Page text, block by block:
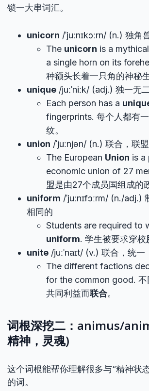
锁一大串词汇。
unicorn /ˈjuːnɪkɔːrn/ (n.) 独角
The unicorn is a
a single horn on its
种额头长着一只角的神秘生
unique /juːˈniːk/ (adj.) 独一无
Each person has a
fingerprints. 每个人都有
纹。
union /ˈjuːnjən/ (n.) 联合，联
The European Union is a
economic union of 27
盟是由27个成员国组成的
uniform /ˈjuːnɪfɔːrm/ (n./adj.)
相同的
Students are required to
uniform. 学生被要求穿校
unite /juːˈnaɪt/ (v.) 联合，统一
The different factions
for the common good. 不
共同利益而联合。
词根深挖二：animus/
精神，灵魂)
这个词根能帮你理解很多与“精神状
的词。